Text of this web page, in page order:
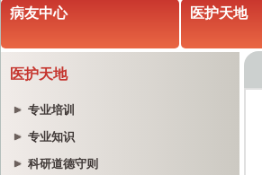
病友中心 医护天地
医护天地
专业培训
专业知识
科研道德守则